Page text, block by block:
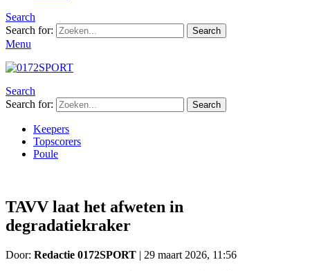
Search
Search for:
Search
Menu
Search
Search for:
Search
Keepers
Topscorers
Poule
TAVV laat het afweten in
degradatiekraker
Door: Redactie 0172SPORT | 29 maart 2026, 11:56